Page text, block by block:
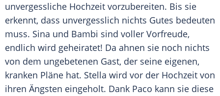
unvergessliche Hochzeit vorzubereiten. Bis sie
erkennt, dass unvergesslich nichts Gutes bedeuten
muss. Sina und Bambi sind voller Vorfreude,
endlich wird geheiratet! Da ahnen sie noch nichts
von dem ungebetenen Gast, der seine eigenen,
kranken Pläne hat. Stella wird vor der Hochzeit von
ihren Ängsten eingeholt. Dank Paco kann sie diese